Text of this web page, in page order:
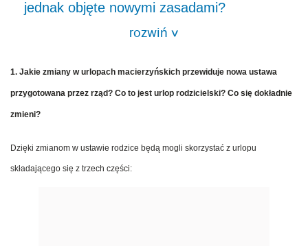
jednak objęte nowymi zasadami?
rozwiń>
1. Jakie zmiany w urlopach macierzyńskich przewiduje nowa ustawa
przygotowana przez rząd? Co to jest urlop rodzicielski? Co się dokładnie
zmieni?
Dzięki zmianom w ustawie rodzice będą mogli skorzystać z urlopu
składającego się z trzech części: